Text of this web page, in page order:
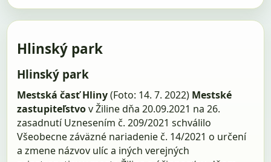
Hlinský park
Hlinský park
Mestská časť Hliny(Foto: 14. 7. 2022) Mestské
zastupiteľstvov Žiline dňa 20.09.2021 na 26.
zasadnutí Uznesením č. 209/2021 schválilo
Všeobecne záväzné nariadenie č. 14/2021 o určení
a zmene názvov ulíc a iných verejných